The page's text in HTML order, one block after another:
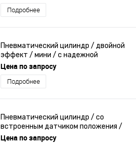
Подробнее
Пневматический цилиндр / двойной
эффект / мини / c надежной
конструкцией
Цена по запросу
Подробнее
Пневматический цилиндр / со
встроенным датчиком положения /
ISO
Цена по запросу